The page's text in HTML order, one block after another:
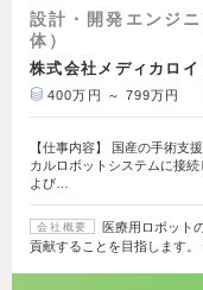
設計・開発エンジ
体）
株式会社メディカロイ
400万円 ～ 799万円
【仕事内容】 国産の手術支
カルロボットシステムに接
よび…
会社概要
医療用ロボット
貢献することを目指します